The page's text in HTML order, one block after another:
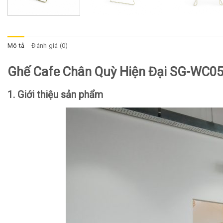
Mô tả Đánh giá (0)
Ghế Cafe Chân Quỳ Hiện Đại SG-
1. Giới thiệu sản phẩm